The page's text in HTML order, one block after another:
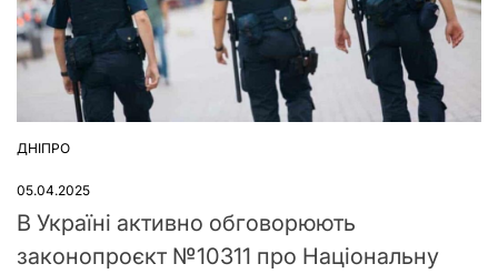
ОПУБЛІКУВАТИ
ДНІПРО
05.04.2025
В Україні активно обговорюють
законопроєкт №10311 про Національну